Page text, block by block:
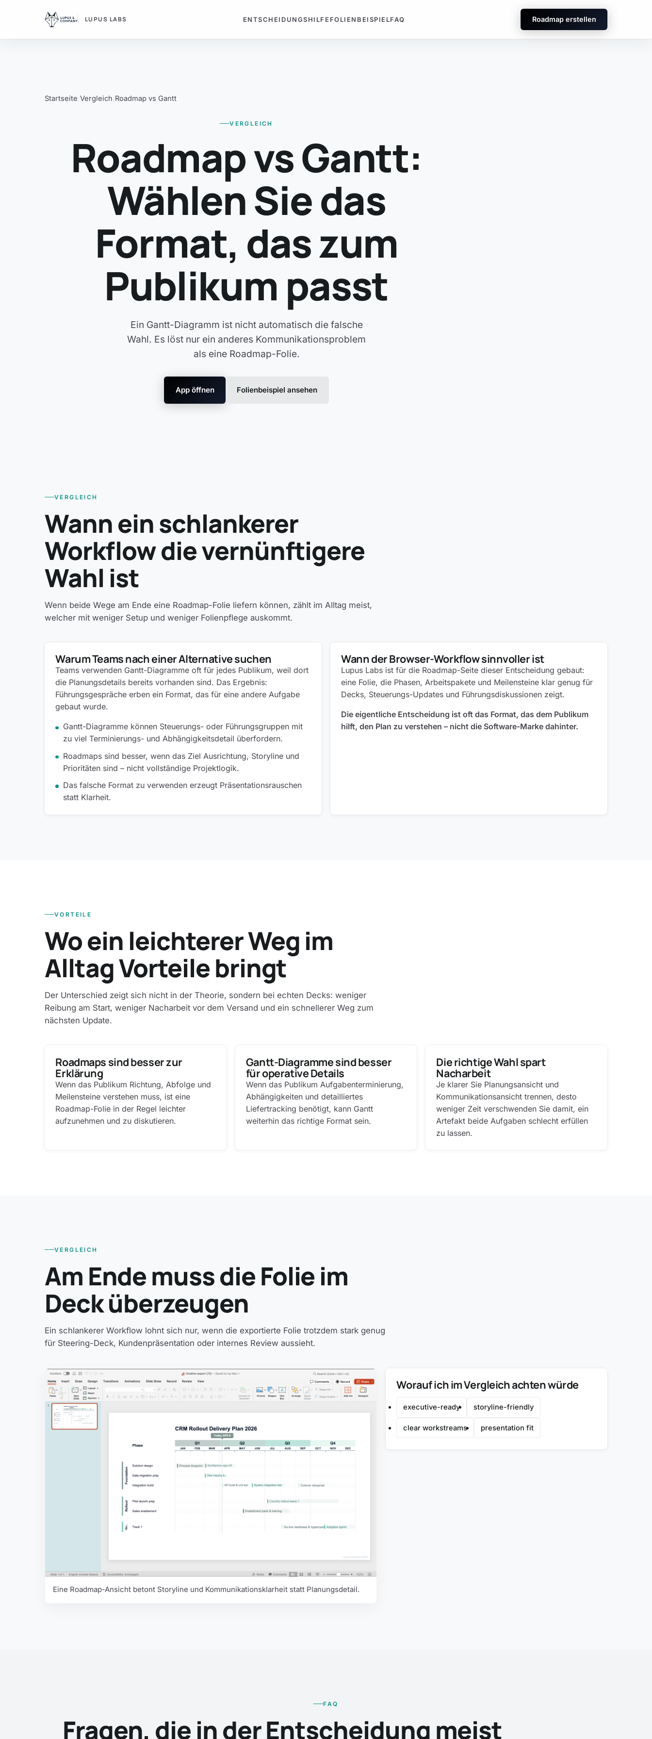
LUPUS LABS ENTSCHEIDUNGSHILFE FOLIENBEISPIELFAQ Roadmap erstellen
Startseite Vergleich Roadmap vs Gantt
VERGLEICH
Roadmap vs Gantt:
Wählen Sie das
Format, das zum
Publikum passt
Ein Gantt-Diagramm ist nicht automatisch die falsche
Wahl. Es löst nur ein anderes Kommunikationsproblem
als eine Roadmap-Folie.
App öffnen Folienbeispiel ansehen
VERGLEICH
Wann ein schlankerer
Workflow die vernünftigere
Wahl ist
Wenn beide Wege am Ende eine Roadmap-Folie liefern können, zählt im Alltag meist,
welcher mit weniger Setup und weniger Folienpflege auskommt.
Warum Teams nach einer Alternative suchen
Teams verwenden Gantt-Diagramme oft für jedes Publikum, weil dort
die Planungsdetails bereits vorhanden sind. Das Ergebnis:
Führungsgespräche erben ein Format, das für eine andere Aufgabe
gebaut wurde.
Gantt-Diagramme können Steuerungs- oder Führungsgruppen mit
zu viel Terminierungs- und Abhängigkeitsdetail überfordern.
Roadmaps sind besser, wenn das Ziel Ausrichtung, Storyline und
Prioritäten sind – nicht vollständige Projektlogik.
Das falsche Format zu verwenden erzeugt Präsentationsrauschen
statt Klarheit.
Wann der Browser-Workflow sinnvoller ist
Lupus Labs ist für die Roadmap-Seite dieser Entscheidung gebaut:
eine Folie, die Phasen, Arbeitspakete und Meilensteine klar genug für
Decks, Steuerungs-Updates und Führungsdiskussionen zeigt.
Die eigentliche Entscheidung ist oft das Format, das dem Publikum
hilft, den Plan zu verstehen – nicht die Software-Marke dahinter.
VORTEILE
Wo ein leichterer Weg im
Alltag Vorteile bringt
Der Unterschied zeigt sich nicht in der Theorie, sondern bei echten Decks: weniger
Reibung am Start, weniger Nacharbeit vor dem Versand und ein schnellerer Weg zum
nächsten Update.
Roadmaps sind besser zur
Erklärung
Wenn das Publikum Richtung, Abfolge und
Meilensteine verstehen muss, ist eine
Roadmap-Folie in der Regel leichter
aufzunehmen und zu diskutieren.
Gantt-Diagramme sind besser
für operative Details
Wenn das Publikum Aufgabenterminierung,
Abhängigkeiten und detailliertes
Liefertracking benötigt, kann Gantt
weiterhin das richtige Format sein.
Die richtige Wahl spart
Nacharbeit
Je klarer Sie Planungsansicht und
Kommunikationsansicht trennen, desto
weniger Zeit verschwenden Sie damit, ein
Artefakt beide Aufgaben schlecht erfüllen
zu lassen.
VERGLEICH
Am Ende muss die Folie im
Deck überzeugen
Ein schlankerer Workflow lohnt sich nur, wenn die exportierte Folie trotzdem stark genug
für Steering-Deck, Kundenpräsentation oder internes Review aussieht.
Eine Roadmap-Ansicht betont Storyline und Kommunikationsklarheit statt Planungsdetail.
Worauf ich im Vergleich achten würde
executive-ready storyline-friendly
clear workstreams presentation fit
FAQ
Fragen, die in der Entscheidung meist